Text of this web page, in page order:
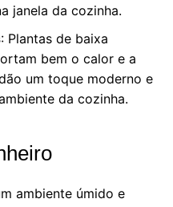
janela da cozinha.
: Plantas de baixa
bem o calor e a
um toque moderno e
da cozinha.
ambiente úmido e